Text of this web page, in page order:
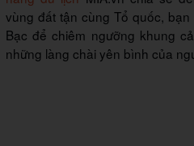
vùng đất tận cùng Tổ quốc,
Bạc để chiêm ngưỡng khung
những làng chài yên bình của